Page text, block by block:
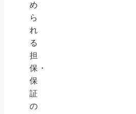
め
ら
れ
る
担
保・
保
証
の